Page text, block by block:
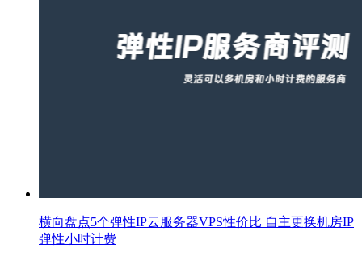
横向盘点5个弹性IP云服务器VPS性价比 自主更换机房IP
弹性小时计费